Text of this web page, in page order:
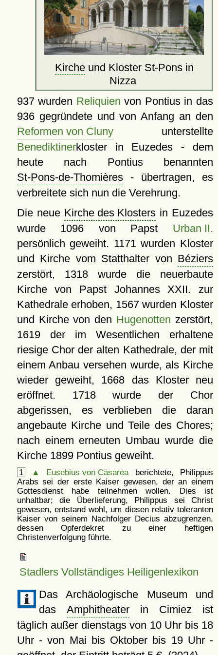
Kircheund Kloster St-Pons in
Nizza
937 wurden Reliquien von Pontius in das
936 gegründete und von Anfang an den
Reformen von Clunyunterstellte
Benediktinerkloster in Euzedes - dem
heute nach Pontius benannten
St-Pons-de-Thomières- übertragen, es
verbreitete sich nun die Verehrung.
Die neue Kirche des Klostersin Euzedes
wurde 1096 von Papst Urban II.
persönlich geweiht. 1171 wurden Kloster
und Kirche vom Statthalter von Béziers
zerstört, 1318 wurde die neuerbaute
Kirche von Papst Johannes XXII. zur
Kathedrale erhoben, 1567 wurden Kloster
und Kirche von den Hugenotten zerstört,
1619 der im Wesentlichen erhaltene
riesige Chor der alten Kathedrale, der mit
einem Anbau versehen wurde, als Kirche
wieder geweiht, 1668 das Kloster neu
eröffnet. 1718 wurde der Chor
abgerissen, es verblieben die daran
angebaute Kirche und Teile des Chores;
nach einem erneuten Umbau wurde die
Kirche 1899 Pontius geweiht.
1 ▲ Eusebius von Cäsarea berichtete, Philippus
Arabs sei der erste Kaiser gewesen, der an einem
Gottesdienst habe teilnehmen wollen. Dies ist
unhaltbar; die Überlieferung, Philippus sei Christ
gewesen, entstand wohl, um diesen relativ toleranten
Kaiser von seinem Nachfolger Decius abzugrenzen,
dessen Opferdekret zu einer heftigen
Christenverfolgung führte.
Stadlers Vollständiges Heiligenlexikon
Das Archäologische Museum und
das Amphitheaterin Cimiez ist
täglich außer dienstags von 10 Uhr bis 18
Uhr - von Mai bis Oktober bis 19 Uhr -